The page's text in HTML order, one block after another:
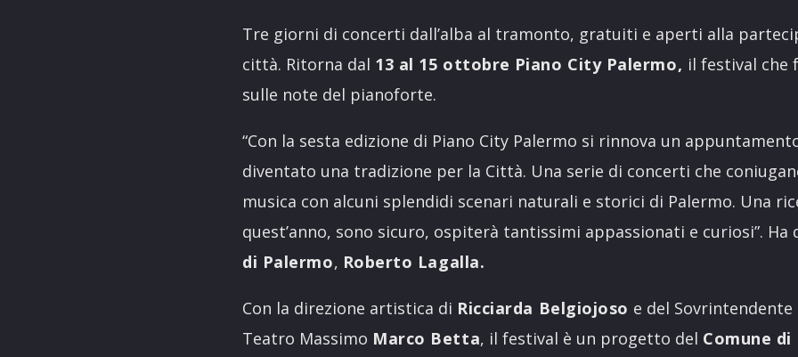
Tre giorni di concerti dall’alba al tramonto, gratuiti e aperti alla
città. Ritorna dal 13 al 15 ottobre Piano City Palermo, il festival che
sulle note del pianoforte.
“Con la sesta edizione di Piano City Palermo si rinnova un
diventato una tradizione per la Città. Una serie di concerti che
musica con alcuni splendidi scenari naturali e storici di Palermo. Una
quest’anno, sono sicuro, ospiterà tantissimi appassionati e curiosi”.
di Palermo, Roberto Lagalla.
Con la direzione artistica di Ricciarda Belgiojoso e del Sovrintendente
Teatro Massimo Marco Betta, il festival è un progetto del Comune